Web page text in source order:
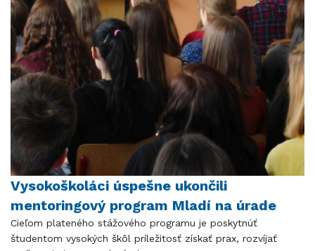
Vysokoškoláci úspešne ukončili
mentoringový program Mladí na úrade
Cieľom plateného stážového programu je poskytnúť
študentom vysokých škôl príležitosť získať prax, rozvíjať